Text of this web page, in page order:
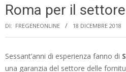
Roma per il
DI: FREGENEONLINE 18 DICEMBRE 2018
Sessant’anni di esperienza fanno di
una garanzia del settore delle